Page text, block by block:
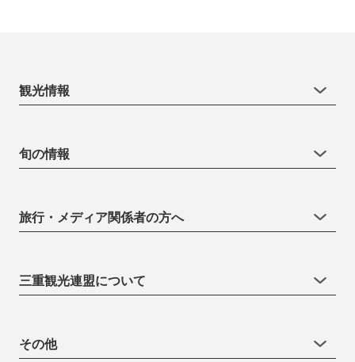
観光情報
旬の情報
旅行・メディア関係者の方へ
三重観光連盟について
その他